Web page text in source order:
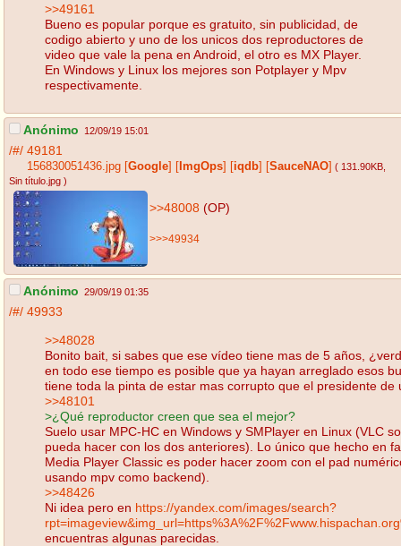
>>49161
Bueno es popular porque es gratuito, sin publicidad, de
codigo abierto y uno de los unicos dos reproductores de
video que vale la pena en Android, el otro es MX Player.
En Windows y Linux los mejores son Potplayer y Mpv
respectivamente.
Anónimo 12/09/19 15:01
/#/ 49181
156830051436.jpg Google ImgOps iqdb SauceNAO ( 131.90KB
Sin título.jpg )
>>48008 (OP)
>>>49934
Anónimo 29/09/19 01:35
/#/ 49933
>>48028
Bonito bait, si sabes que ese vídeo tiene mas de 5 años,
en todo ese tiempo es posible que ya hayan arreglado esos
tiene toda la pinta de estar mas corrupto que el presidente
>>48101
>¿Qué reproductor creen que sea el mejor?
Suelo usar MPC-HC en Windows y SMPlayer en Linux (VLC
pueda hacer con los dos anteriores). Lo único que hecho en
Media Player Classic es poder hacer zoom con el pad
usando mpv como backend).
>>48426
Ni idea pero en https://yandex.com/images/search?
encuentras algunas parecidas.